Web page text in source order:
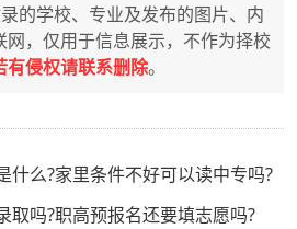
的学校、专业及发布的图片、内
网，仅用于信息展示，不作为择校
有侵权请联系删除。
什么?家里条件不好可以读中专吗?
取吗?职高预报名还要填志愿吗?